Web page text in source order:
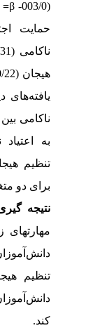
β
=، 98/0>
حمایت
β =،
β
=،0/00
یافته‌های دیگر
ناکامی بین
به اعتیاد نقش
تنظیم هیجان
برای دو متغیر
نتیجه­ گیری:
مهارت­های زندگی،
دانش‌آموزان
تنظیم هیجان و
دانش‌آموزان به